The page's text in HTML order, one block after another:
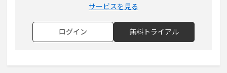
サービスを見る
ログイン 無料トライアル